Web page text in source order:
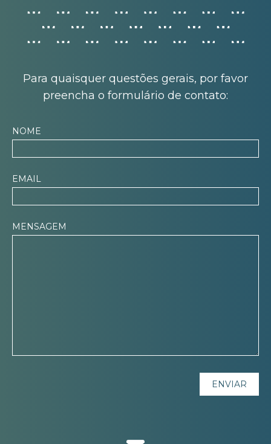
Para quaisquer questões gerais, por favor
preencha o formulário de contato:
NOME
EMAIL
MENSAGEM